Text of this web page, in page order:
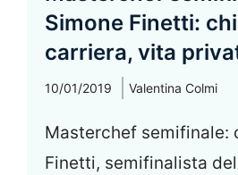
Simone Finetti:
carriera, vita
10/01/2019 Valentina Colmi
Masterchef semifinale:
Finetti, semifinalista